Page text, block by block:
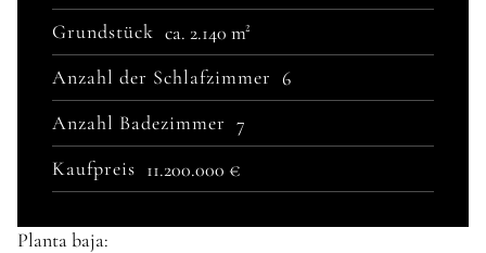
Grundstück ca. 2.140 m²
Anzahl der Schlafzimmer 6
Anzahl Badezimmer 7
Kaufpreis 11.200.000 €
Planta baja: